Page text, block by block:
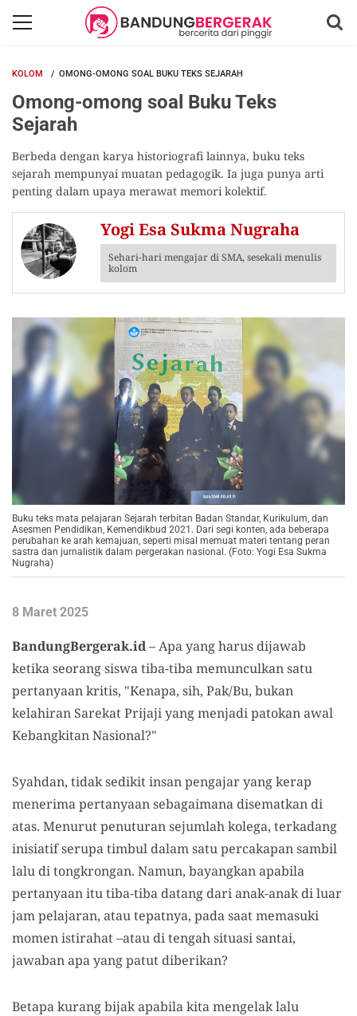
KOLOM OMONG-OMONG SOAL BUKU TEKS SEJARAH
Omong-omong soal Buku Teks
Sejarah
Berbeda dengan karya historiografi lainnya, buku teks
sejarah mempunyai muatan pedagogik. Ia juga punya arti
penting dalam upaya merawat memori kolektif.
Yogi Esa Sukma Nugraha
Sehari-hari mengajar di SMA, sesekali menulis
kolom
Buku teks mata pelajaran Sejarah terbitan Badan Standar, Kurikulum, dan
Asesmen Pendidikan, Kemendikbud 2021. Dari segi konten, ada beberapa
perubahan ke arah kemajuan, seperti misal memuat materi tentang peran
sastra dan jurnalistik dalam pergerakan nasional. (Foto: Yogi Esa Sukma
Nugraha)
8 Maret 2025
BandungBergerak.id– Apa yang harus dijawab
ketika seorang siswa tiba-tiba memunculkan satu
pertanyaan kritis, "Kenapa, sih, Pak/Bu, bukan
kelahiran Sarekat Prijaji yang menjadi patokan awal
Kebangkitan Nasional?"
Syahdan, tidak sedikit insan pengajar yang kerap
menerima pertanyaan sebagaimana disematkan di
atas. Menurut penuturan sejumlah kolega, terkadang
inisiatif serupa timbul dalam satu percakapan sambil
lalu di tongkrongan. Namun, bayangkan apabila
pertanyaan itu tiba-tiba datang dari anak-anak di luar
jam pelajaran, atau tepatnya, pada saat memasuki
momen istirahat –atau di tengah situasi santai,
jawaban apa yang patut diberikan?
Betapa kurang bijak apabila kita mengelak lalu